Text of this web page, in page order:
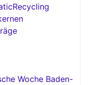
Woche Baden-